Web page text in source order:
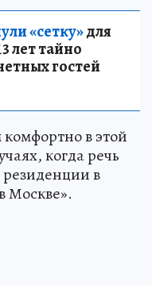
«сетку»для
лет тайно
гостей
в этой
когда речь
в
Москве».